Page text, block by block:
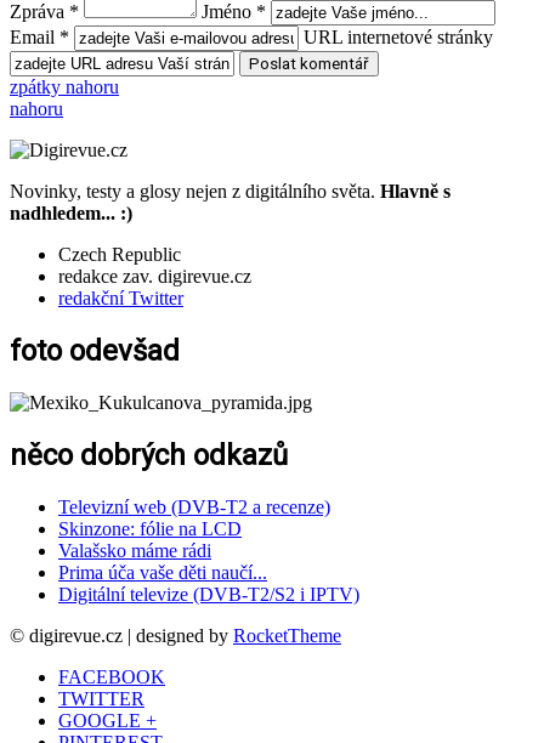
Zpráva *
Jméno *
Email *
URL internetové stránky
zpátky nahoru
nahoru
Novinky, testy a glosy nejen z digitálního světa. Hlavně s
nadhledem... :)
Czech Republic
redakce zav. digirevue.cz
redakční Twitter
foto odevšad
něco dobrých odkazů
Televizní web (DVB-T2 a recenze)
Skinzone: fólie na LCD
Valašsko máme rádi
Prima úča vaše děti naučí...
Digitální televize (DVB-T2/S2 i IPTV)
© digirevue.cz | designed by RocketTheme
FACEBOOK
TWITTER
GOOGLE +